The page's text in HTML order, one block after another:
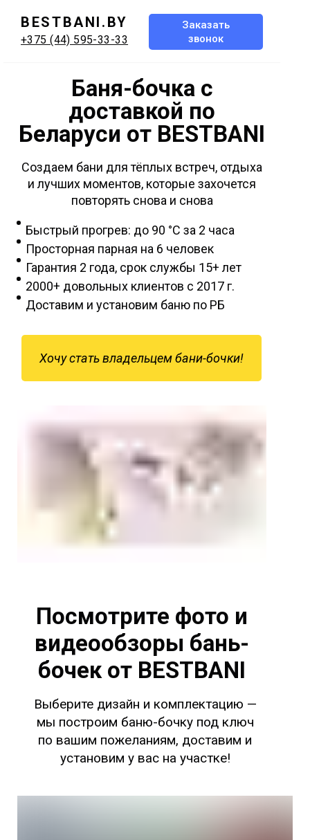
+375 (44) 595-33-33
Заказать
звонок
BESTBANI.BY
Хочу стать владельцем бани-бочки!
Создаем бани для тёплых встреч, отдыха
и лучших моментов, которые захочется
повторять снова и снова
Баня-бочка с
доставкой по
Беларуси от BESTBANI
Быстрый прогрев: до 90 °C за 2 часа
Просторная парная на 6 человек
Гарантия 2 года, срок службы 15+ лет
2000+ довольных клиентов с 2017 г.
Доставим и установим баню по РБ
Выберите дизайн и комплектацию —
мы построим баню-бочку под ключ
по вашим пожеланиям, доставим и
установим у вас на участке!
Посмотрите фото и
видеообзоры бань-
бочек от BESTBANI